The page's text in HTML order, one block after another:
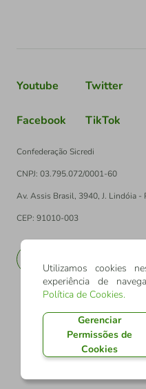
Youtube Twitter
Facebook TikTok
Confederação Sicredi
CNPJ: 03.795.072/0001-60
Av. Assis Brasil, 3940, J. Lindóia -
CEP: 91010-003
Utilizamos cookies
experiência de
Política de Cookies.
Gerenciar
Permissões de
Cookies